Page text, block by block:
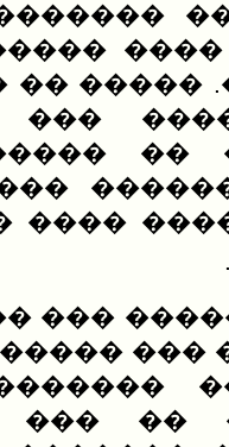
����
�����
��
������
���
���
��